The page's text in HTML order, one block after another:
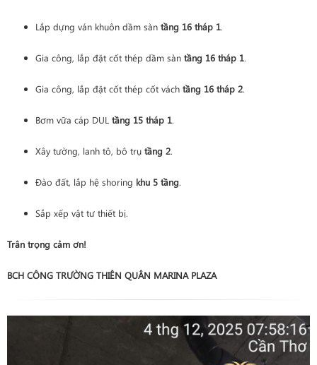
Lắp dựng ván khuôn dầm sàn tầng 16 tháp 1.
Gia công, lắp đặt cốt thép dầm sàn tầng 16 tháp 1.
Gia công, lắp đặt cốt thép cốt vách tầng 16 tháp 2.
Bơm vữa cáp DUL tầng 15 tháp 1.
Xây tường, lanh tô, bô trụ tầng 2.
Đào đất, lắp hệ shoring khu 5 tầng.
Sắp xếp vật tư thiết bị.
Trân trọng cảm ơn!
BCH CÔNG TRƯỜNG THIÊN QUÂN MARINA PLAZA